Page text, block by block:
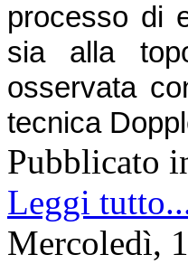
processo di
sia alla
osservata
tecnica
Pubblicato
Leggi
Mercoledì,